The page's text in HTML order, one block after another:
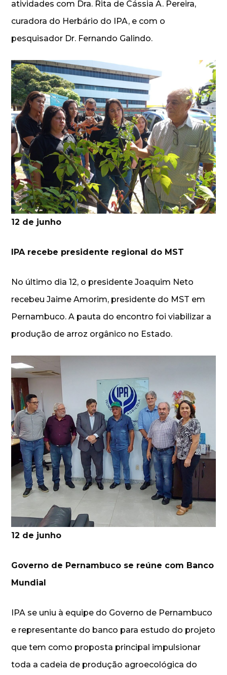
atividades com Dra. Rita de Cássia A. Pereira,
curadora do Herbário do IPA, e com o
pesquisador Dr. Fernando Galindo.
12 de junho
IPA recebe presidente regional do MST
No último dia 12, o presidente Joaquim Neto
recebeu Jaime Amorim, presidente do MST em
Pernambuco. A pauta do encontro foi viabilizar a
produção de arroz orgânico no Estado.
12 de junho
Governo de Pernambuco se reúne com Banco
Mundial
IPA se uniu à equipe do Governo de Pernambuco
e representante do banco para estudo do projeto
que tem como proposta principal impulsionar
toda a cadeia de produção agroecológica do